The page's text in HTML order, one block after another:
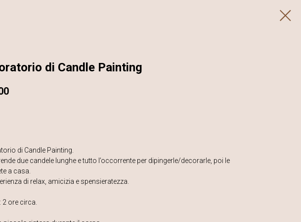
di Candle Painting
di Candle Painting.
due candele lunghe e tutto l’occorrente per dipingerle/decorarle, poi le
a casa.
di relax, amicizia e spensieratezza.
2 ore circa.